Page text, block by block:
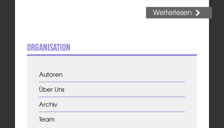
Weiterlesen
Organisation
Autoren
Über Uns
Archiv
Team